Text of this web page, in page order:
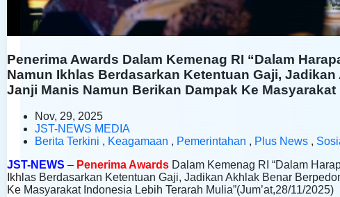
Penerima Awards Dalam Kemenag RI “Dalam
Namun Ikhlas Berdasarkan Ketentuan Gaji,
Janji Manis Namun Berikan Dampak Ke
Nov, 29, 2025
JST-NEWS MEDIA
Berita Terkini , Keagamaan , Pemerintahan , Plus News ,
JST-NEWS – Penerima Awards Dalam Kemenag RI “Dalam
Ikhlas Berdasarkan Ketentuan Gaji, Jadikan Akhlak Benar
Ke Masyarakat Indonesia Lebih Terarah Mulia”(Jum’at,28/11/2025)